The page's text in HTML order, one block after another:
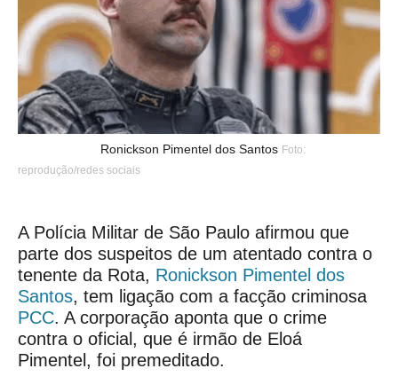
Ronickson Pimentel dos Santos Foto:
reprodução/redes sociais
A Polícia Militar de São Paulo afirmou que
parte dos suspeitos de um atentado contra o
tenente da Rota, Ronickson Pimentel dos
Santos, tem ligação com a facção criminosa
PCC. A corporação aponta que o crime
contra o oficial, que é irmão de Eloá
Pimentel, foi premeditado.